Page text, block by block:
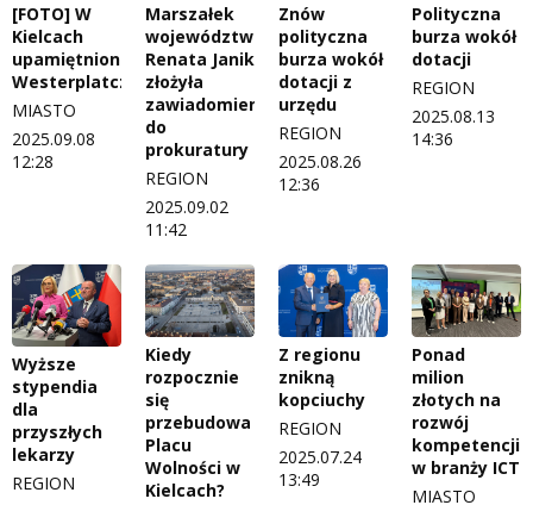
[FOTO] W
Kielcach
upamiętniono
Westerplatczyków
MIASTO
2025.09.08
12:28
Marszałek
województwa
Renata Janik
złożyła
zawiadomienie
do
prokuratury
REGION
2025.09.02
11:42
Znów
polityczna
burza wokół
dotacji z
urzędu
REGION
2025.08.26
12:36
Polityczna
burza wokół
dotacji
REGION
2025.08.13
14:36
Wyższe
stypendia
dla
przyszłych
lekarzy
REGION
Kiedy
rozpocznie
się
przebudowa
Placu
Wolności w
Kielcach?
Z regionu
znikną
kopciuchy
REGION
2025.07.24
13:49
Ponad
milion
złotych na
rozwój
kompetencji
w branży ICT
MIASTO